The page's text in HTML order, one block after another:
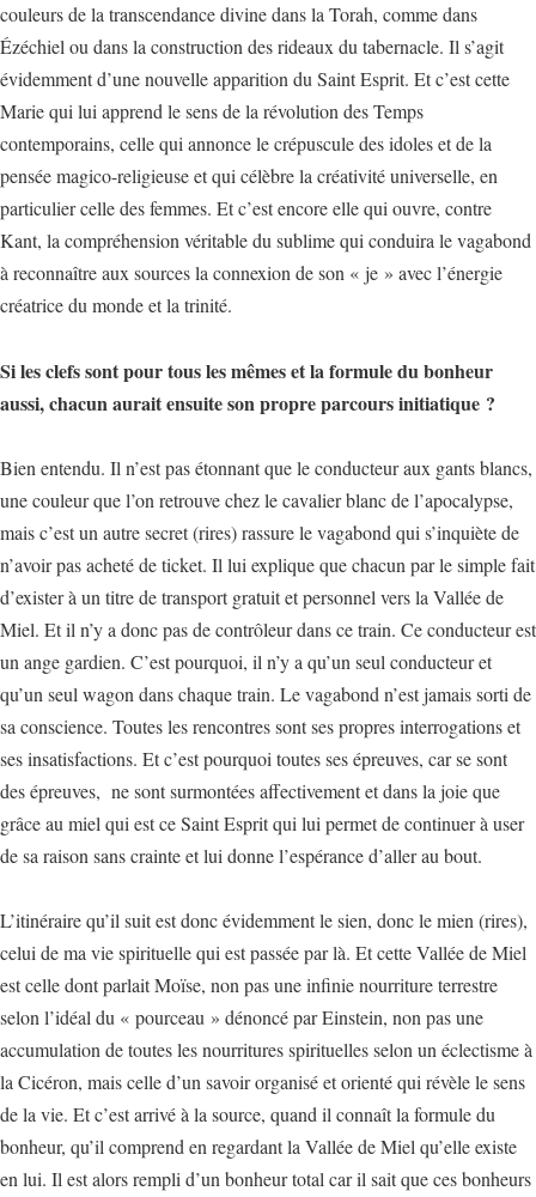
couleurs de la transcendance divine dans la Torah, comme dans
Ézéchiel ou dans la construction des rideaux du tabernacle. Il s’agit
évidemment d’une nouvelle apparition du Saint Esprit. Et c’est cette
Marie qui lui apprend le sens de la révolution des Temps
contemporains, celle qui annonce le crépuscule des idoles et de la
pensée magico-religieuse et qui célèbre la créativité universelle, en
particulier celle des femmes. Et c’est encore elle qui ouvre, contre
Kant, la compréhension véritable du sublime qui conduira le vagabond
à reconnaître aux sources la connexion de son « je » avec l’énergie
créatrice du monde et la trinité.
Si les clefs sont pour tous les mêmes et la formule du bonheur
aussi, chacun aurait ensuite son propre parcours initiatique ?
Bien entendu. Il n’est pas étonnant que le conducteur aux gants blancs,
une couleur que l’on retrouve chez le cavalier blanc de l’apocalypse,
mais c’est un autre secret (rires) rassure le vagabond qui s’inquiète de
n’avoir pas acheté de ticket. Il lui explique que chacun par le simple fait
d’exister à un titre de transport gratuit et personnel vers la Vallée de
Miel. Et il n’y a donc pas de contrôleur dans ce train. Ce conducteur est
un ange gardien. C’est pourquoi, il n’y a qu’un seul conducteur et
qu’un seul wagon dans chaque train. Le vagabond n’est jamais sorti de
sa conscience. Toutes les rencontres sont ses propres interrogations et
ses insatisfactions. Et c’est pourquoi toutes ses épreuves, car se sont
des épreuves, ne sont surmontées affectivement et dans la joie que
grâce au miel qui est ce Saint Esprit qui lui permet de continuer à user
de sa raison sans crainte et lui donne l’espérance d’aller au bout.
L’itinéraire qu’il suit est donc évidemment le sien, donc le mien (rires),
celui de ma vie spirituelle qui est passée par là. Et cette Vallée de Miel
est celle dont parlait Moïse, non pas une infinie nourriture terrestre
selon l’idéal du « pourceau » dénoncé par Einstein, non pas une
accumulation de toutes les nourritures spirituelles selon un éclectisme à
la Cicéron, mais celle d’un savoir organisé et orienté qui révèle le sens
de la vie. Et c’est arrivé à la source, quand il connaît la formule du
bonheur, qu’il comprend en regardant la Vallée de Miel qu’elle existe
en lui. Il est alors rempli d’un bonheur total car il sait que ces bonheurs